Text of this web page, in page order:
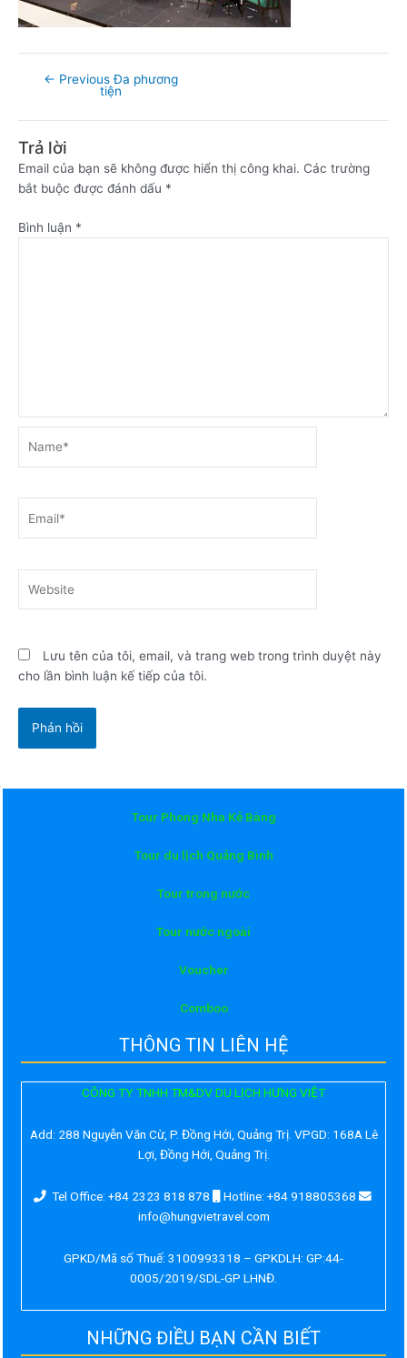
← Previous Đa phương
tiện
Trả lời
Email của bạn sẽ không được hiển thị công khai. Các trường
bắt buộc được đánh dấu *
Bình luận *
Lưu tên của tôi, email, và trang web trong trình duyệt này
cho lần bình luận kế tiếp của tôi.
Tour Phong Nha Kẻ Bàng
Tour du lịch Quảng Bình
Tour trong nước
Tour nước ngoài
Voucher
Comboo
THÔNG TIN LIÊN HỆ
CÔNG TY TNHH TM&DV DU LỊCH HƯNG VIỆT
Add: 288 Nguyễn Văn Cừ, P. Đồng Hới, Quảng Trị. VPGD: 168A Lê
Lợi, Đồng Hới, Quảng Trị.
Tel Office: +84 2323 818 878
Hotline: +84 918805368
info@hungvietravel.com
GPKD/Mã số Thuế: 3100993318 – GPKDLH: GP:44-
0005/2019/SDL-GP LHNĐ.
NHỮNG ĐIỀU BẠN CẦN BIẾT